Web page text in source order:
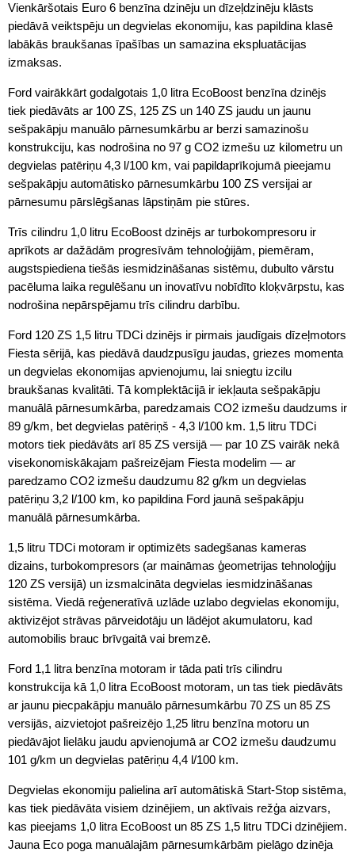
Vienkāršotais Euro 6 benzīna dzinēju un dīzeļdzinēju klāsts
piedāvā veiktspēju un degvielas ekonomiju, kas papildina klasē
labākās braukšanas īpašības un samazina ekspluatācijas
izmaksas.
Ford vairākkārt godalgotais 1,0 litra EcoBoost benzīna dzinējs
tiek piedāvāts ar 100 ZS, 125 ZS un 140 ZS jaudu un jaunu
sešpakāpju manuālo pārnesumkārbu ar berzi samazinošu
konstrukciju, kas nodrošina no 97 g CO2 izmešu uz kilometru un
degvielas patēriņu 4,3 l/100 km, vai papildaprīkojumā pieejamu
sešpakāpju automātisko pārnesumkārbu 100 ZS versijai ar
pārnesumu pārslēgšanas lāpstiņām pie stūres.
Trīs cilindru 1,0 litru EcoBoost dzinējs ar turbokompresoru ir
aprīkots ar dažādām progresīvām tehnoloģijām, piemēram,
augstspiediena tiešās iesmidzināšanas sistēmu, dubulto vārstu
pacēluma laika regulēšanu un inovatīvu nobīdīto kloķvārpstu, kas
nodrošina nepārspējamu trīs cilindru darbību.
Ford 120 ZS 1,5 litru TDCi dzinējs ir pirmais jaudīgais dīzeļmotors
Fiesta sērijā, kas piedāvā daudzpusīgu jaudas, griezes momenta
un degvielas ekonomijas apvienojumu, lai sniegtu izcilu
braukšanas kvalitāti. Tā komplektācijā ir iekļauta sešpakāpju
manuālā pārnesumkārba, paredzamais CO2 izmešu daudzums ir
89 g/km, bet degvielas patēriņš - 4,3 l/100 km. 1,5 litru TDCi
motors tiek piedāvāts arī 85 ZS versijā — par 10 ZS vairāk nekā
visekonomiskākajam pašreizējam Fiesta modelim — ar
paredzamo CO2 izmešu daudzumu 82 g/km un degvielas
patēriņu 3,2 l/100 km, ko papildina Ford jaunā sešpakāpju
manuālā pārnesumkārba.
1,5 litru TDCi motoram ir optimizēts sadegšanas kameras
dizains, turbokompresors (ar maināmas ģeometrijas tehnoloģiju
120 ZS versijā) un izsmalcināta degvielas iesmidzināšanas
sistēma. Viedā reģeneratīvā uzlāde uzlabo degvielas ekonomiju,
aktivizējot strāvas pārveidotāju un lādējot akumulatoru, kad
automobilis brauc brīvgaitā vai bremzē.
Ford 1,1 litra benzīna motoram ir tāda pati trīs cilindru
konstrukcija kā 1,0 litra EcoBoost motoram, un tas tiek piedāvāts
ar jaunu piecpakāpju manuālo pārnesumkārbu 70 ZS un 85 ZS
versijās, aizvietojot pašreizējo 1,25 litru benzīna motoru un
piedāvājot lielāku jaudu apvienojumā ar CO2 izmešu daudzumu
101 g/km un degvielas patēriņu 4,4 l/100 km.
Degvielas ekonomiju palielina arī automātiskā Start-Stop sistēma,
kas tiek piedāvāta visiem dzinējiem, un aktīvais režģa aizvars,
kas pieejams 1,0 litra EcoBoost un 85 ZS 1,5 litru TDCi dzinējiem.
Jauna Eco poga manuālajām pārnesumkārbām pielāgo dzinēja